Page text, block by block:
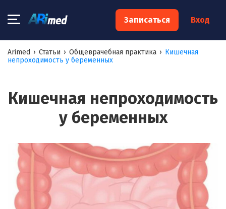
Записаться Вход
Arimed › Статьи › Общеврачебная практика › Кишечная
непроходимость у беременных
Кишечная непроходимость
у беременных
×
Запишитесь на консультацию к
специалисту
Ваш телефон:*
Ваш e-mail:*
Я согласен наобработку моих персональных данных